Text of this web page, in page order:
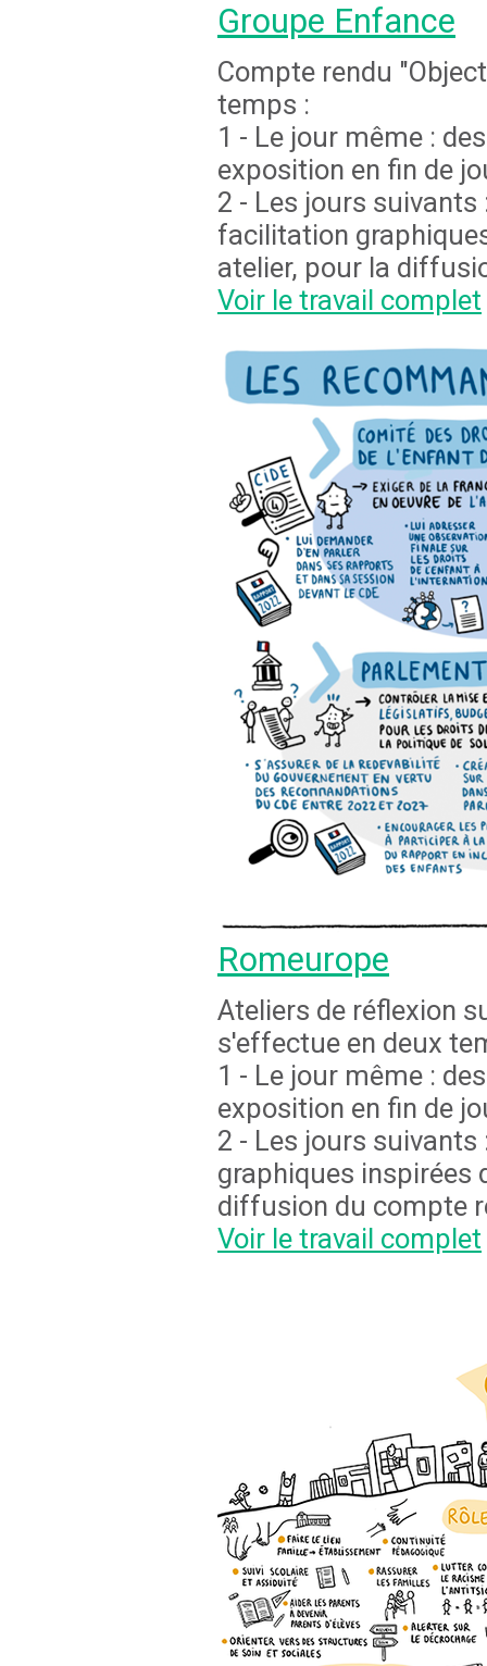
Groupe Enfance
Compte rendu
temps :
1 - Le jour même :
exposition en fin de
2 - Les jours
facilitation
atelier, pour la
Voir le travail complet
Romeurope
Ateliers de réflexion
s'effectue en deux
1 - Le jour même :
exposition en fin de
2 - Les jours
graphiques inspirées
diffusion du compte
Voir le travail complet